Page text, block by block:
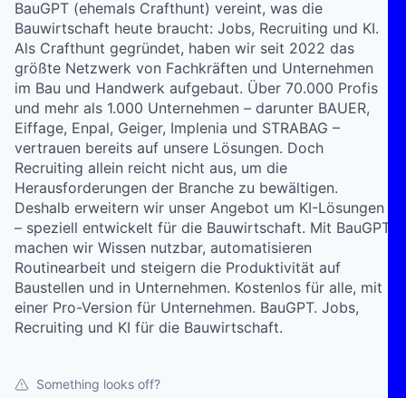
BauGPT (ehemals Crafthunt) vereint, was die
Bauwirtschaft heute braucht: Jobs, Recruiting und KI.
Als Crafthunt gegründet, haben wir seit 2022 das
größte Netzwerk von Fachkräften und Unternehmen
im Bau und Handwerk aufgebaut. Über 70.000 Profis
und mehr als 1.000 Unternehmen – darunter BAUER,
Eiffage, Enpal, Geiger, Implenia und STRABAG –
vertrauen bereits auf unsere Lösungen. Doch
Recruiting allein reicht nicht aus, um die
Herausforderungen der Branche zu bewältigen.
Deshalb erweitern wir unser Angebot um KI-Lösungen
– speziell entwickelt für die Bauwirtschaft. Mit BauGPT
machen wir Wissen nutzbar, automatisieren
Routinearbeit und steigern die Produktivität auf
Baustellen und in Unternehmen. Kostenlos für alle, mit
einer Pro-Version für Unternehmen. BauGPT. Jobs,
Recruiting und KI für die Bauwirtschaft.
Something looks off?